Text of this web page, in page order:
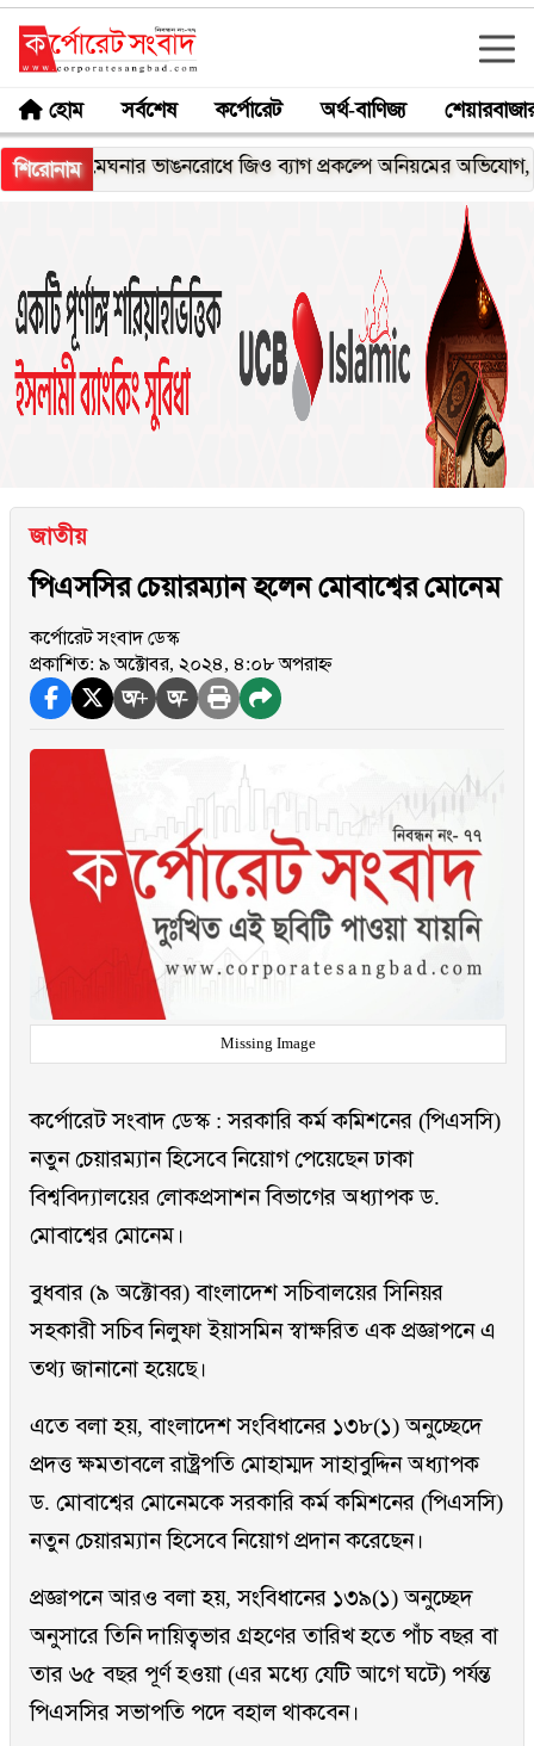
হোম সর্বশেষ কর্পোরেট অর্থ-বাণিজ্য
শিরোনাম
মেঘনার ভাঙনরোধে জিও ব্যাগ প্রকল্পে অনিয়মের অভিযোগ,
জাতীয়
পিএসসির চেয়ারম্যান হলেন মোবাশ্বের মোনেম
কর্পোরেট সংবাদ ডেস্ক
প্রকাশিত: ৯ অক্টোবর, ২০২৪, ৪:০৮ অপরাহ্ন
অ+ অ-
Missing Image
কর্পোরেট সংবাদ ডেস্ক : সরকারি কর্ম কমিশনের (পিএসসি)
নতুন চেয়ারম্যান হিসেবে নিয়োগ পেয়েছেন ঢাকা
বিশ্ববিদ্যালয়ের লোকপ্রসাশন বিভাগের অধ্যাপক ড.
মোবাশ্বের মোনেম।
বুধবার (৯ অক্টোবর) বাংলাদেশ সচিবালয়ের সিনিয়র
সহকারী সচিব নিলুফা ইয়াসমিন স্বাক্ষরিত এক প্রজ্ঞাপনে এ
তথ্য জানানো হয়েছে।
এতে বলা হয়, বাংলাদেশ সংবিধানের ১৩৮(১) অনুচ্ছেদে
প্রদত্ত ক্ষমতাবলে রাষ্ট্রপতি মোহাম্মদ সাহাবুদ্দিন অধ্যাপক
ড. মোবাশ্বের মোনেমকে সরকারি কর্ম কমিশনের (পিএসসি)
নতুন চেয়ারম্যান হিসেবে নিয়োগ প্রদান করেছেন।
প্রজ্ঞাপনে আরও বলা হয়, সংবিধানের ১৩৯(১) অনুচ্ছেদ
অনুসারে তিনি দায়িত্বভার গ্রহণের তারিখ হতে পাঁচ বছর বা
তার ৬৫ বছর পূর্ণ হওয়া (এর মধ্যে যেটি আগে ঘটে) পর্যন্ত
পিএসসির সভাপতি পদে বহাল থাকবেন।